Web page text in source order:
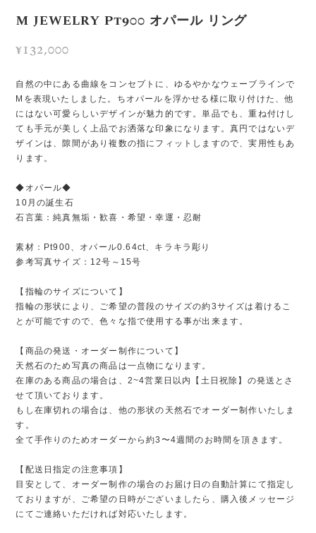
M JEWELRY Pt900 オパール リング
¥132,000
自然の中にある曲線をコンセプトに、ゆるやかなウェーブラインで
Mを表現いたしました。ちオパールを浮かせる様に取り付けた、他
にはない可愛らしいデザインが魅力的です。単品でも、重ね付けし
ても手元が美しく上品でお洒落な印象になります。真円ではないデ
ザインは、隙間があり複数の指にフィットしますので、実用性もあ
ります。
◆オパール◆
10月の誕生石
石言葉：純真無垢・歓喜・希望・幸運・忍耐
素材：Pt900、オパール0.64ct、キラキラ彫り
参考写真サイズ：12号～15号
【指輪のサイズについて】
指輪の形状により、ご希望の普段のサイズの約3サイズは着けるこ
とが可能ですので、色々な指で使用する事が出来ます。
【商品の発送・オーダー制作について】
天然石のため写真の商品は一点物になります。
在庫のある商品の場合は、2~4営業日以内【土日祝除】の発送とさ
せて頂いております。
もし在庫切れの場合は、他の形状の天然石でオーダー制作いたしま
す。
全て手作りのためオーダーから約3〜4週間のお時間を頂きます。
【配送日指定の注意事項】
目安として、オーダー制作の場合のお届け日の自動計算にて指定し
ておりますが、ご希望の日時がございましたら、購入後メッセージ
にてご連絡いただければ対応いたします。